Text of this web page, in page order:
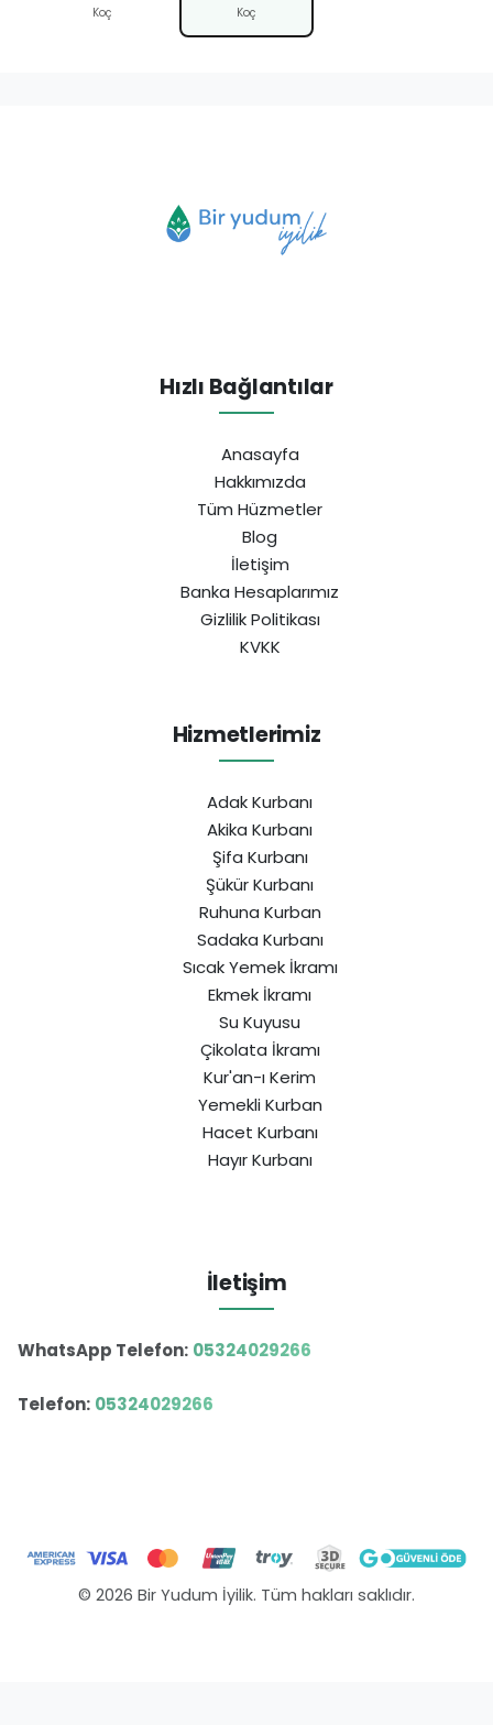
Koç Koç
Hızlı Bağlantılar
Anasayfa
Hakkımızda
Tüm Hüzmetler
Blog
İletişim
Banka Hesaplarımız
Gizlilik Politikası
KVKK
Hizmetlerimiz
Adak Kurbanı
Akika Kurbanı
Şifa Kurbanı
Şükür Kurbanı
Ruhuna Kurban
Sadaka Kurbanı
Sıcak Yemek İkramı
Ekmek İkramı
Su Kuyusu
Çikolata İkramı
Kur'an-ı Kerim
Yemekli Kurban
Hacet Kurbanı
Hayır Kurbanı
İletişim
WhatsApp Telefon: 05324029266
Telefon: 05324029266
© 2026 Bir Yudum İyilik. Tüm hakları saklıdır.